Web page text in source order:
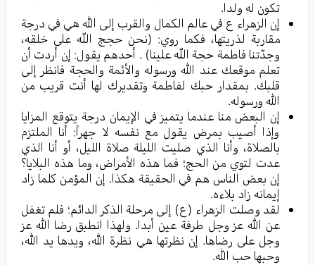
تكون له ولدا.
إن الزهراء ع في عالم الكمال والقرب إلى الله هي في درجة
مقاربة لذريتها، فكما روي: (نحن حجج اللّه على خلقه،
وجدّتنا فاطمة حجة اللّه علينا) . أحدهم يقول: إن أردت أن
تعلم موقعك عند الله ورسوله والأئمة والحجة فانظر إلى
قلبك. بمقدار حبك لفاطمة وتقديرك لها أنت قريب من
الله ورسوله.
إن البعض منا عندما يتميز في الإيمان درجة يتوقع المزايا
وإذا أصيب بمرض يقول مع نفسه لا جهراً: أنا الملتزم
بالصلاة، وأنا الذي صليت الليلة صلاة الليل، أو أنا الذي
عدت لتوي من الحج؛ فما هذه الأمراض، وما هذه البلايا؟
إن بعض الناس هم في الحقيقة هكذا. إن المؤمن كلما زاد
إيمانه زاد بلاءه.
لقد وصلت الزهراء (ع) إلى مرحلة الذكر الدائم؛ فلم تغفل
عن الله عز وجل طرفة عين أبدا. ولهذا انطبق رضا الله عز
وجل على رضاها. إن نظرتها هي نظرة الله، ويدها يد الله،
وحبها حب الله.